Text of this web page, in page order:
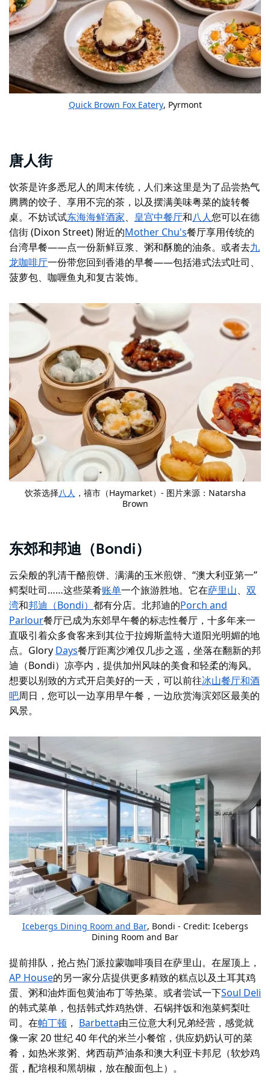
Quick Brown Fox Eatery, Pyrmont
唐人街
饮茶是许多悉尼人的周末传统，人们来这里是为了品尝热气
腾腾的饺子、享用不完的茶，以及摆满美味粤菜的旋转餐
桌。不妨试试东海海鲜酒家、 皇宫中餐厅和八人您可以在德
信街 (Dixon Street) 附近的Mother Chu's餐厅享用传统的
台湾早餐——点一份新鲜豆浆、粥和酥脆的油条。或者去九
龙咖啡厅一份带您回到香港的早餐——包括港式法式吐司、
菠萝包、咖喱鱼丸和复古装饰。
饮茶选择八人 ，禧市（Haymarket）- 图片来源：Natarsha
Brown
东郊和邦迪（Bondi）
云朵般的乳清干酪煎饼、满满的玉米煎饼、“澳大利亚第一”
鳄梨吐司……这些菜肴账单一个旅游胜地。它在萨里山、 双
湾和邦迪（Bondi） 都有分店。北邦迪的Porch and
Parlour餐厅已成为东郊早午餐的标志性餐厅，十多年来一
直吸引着众多食客来到其位于拉姆斯盖特大道阳光明媚的地
点。Glory Days餐厅距离沙滩仅几步之遥，坐落在翻新的邦
迪（Bondi）凉亭内，提供加州风味的美食和轻柔的海风。
想要以别致的方式开启美好的一天，可以前往冰山餐厅和酒
吧周日，您可以一边享用早午餐，一边欣赏海滨郊区最美的
风景。
Icebergs Dining Room and Bar, Bondi - Credit: Icebergs
Dining Room and Bar
提前排队，抢占热门派拉蒙咖啡项目在萨里山。在屋顶上，
AP House的另一家分店提供更多精致的糕点以及土耳其鸡
蛋、粥和油炸面包黄油布丁等热菜。或者尝试一下Soul Deli
的韩式菜单，包括韩式炸鸡热饼、石锅拌饭和泡菜鳄梨吐
司。在帕丁顿 ， Barbetta由三位意大利兄弟经营，感觉就
像一家 20 世纪 40 年代的米兰小餐馆，供应奶奶认可的菜
肴，如热米浆粥、烤西葫芦油条和澳大利亚卡邦尼（软炒鸡
蛋，配培根和黑胡椒，放在酸面包上）。